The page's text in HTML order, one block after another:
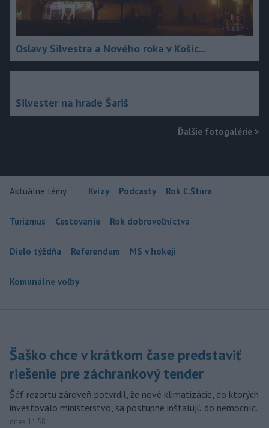
Oslavy Silvestra a Nového roka v Košic...
Silvester na hrade Šariš
Ďalšie fotogalérie >
Aktuálne témy: Kvízy Podcasty Rok Ľ.Štúra
Turizmus Cestovanie Rok dobrovoľníctva
Dielo týždňa Referendum MS v hokeji
Komunálne voľby
Šaško chce v krátkom čase predstaviť
riešenie pre záchrankový tender
Šéf rezortu zároveň potvrdil, že nové klimatizácie, do ktorých
investovalo ministerstvo, sa postupne inštalujú do nemocníc.
dnes 11:58